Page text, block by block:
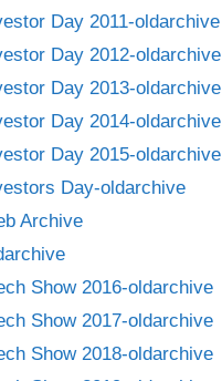
Day 2011-oldarchive
Day 2012-oldarchive
Day 2013-oldarchive
Day 2014-oldarchive
Day 2015-oldarchive
Day-oldarchive
Archive
Show 2016-oldarchive
Show 2017-oldarchive
Show 2018-oldarchive